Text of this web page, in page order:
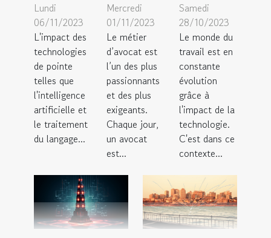
Lundi
06/11/2023
L'impact des
technologies
de pointe
telles que
l'intelligence
artificielle et
le traitement
du langage...
Mercredi
01/11/2023
Le métier
d’avocat est
l’un des plus
passionnants
et des plus
exigeants.
Chaque jour,
un avocat
est...
Samedi
28/10/2023
Le monde du
travail est en
constante
évolution
grâce à
l'impact de la
technologie.
C'est dans ce
contexte...